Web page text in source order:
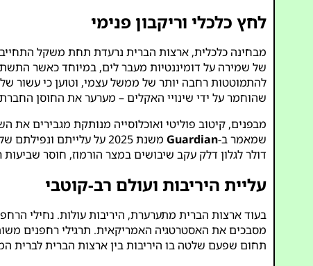
לחץ כלכלי וריקבון פנימי
של שמירה על דומיננטיות מעבר לים, במיוחד כאשר
להתמוטטות רחבה יותר של ממשל עצמי, וטוען כי עשור
שהוחמר על ידי שינויי האקלים – מערער את החוסן
מבפנים, קיטוב פוליטי ואוכלוסייה מנותקת מגבירים את
שמאמר ב-Guardian
דולר לגלון דלק עקב שיבושים במצר הורמוז, חוסר שביעות
עליית היריבות ועולם רב-קוטבי
בעוד ארצות הברית מתערערת, היריבות עולות. נחילי
תחום שפעם שלטה בו היריבות בין ארצות הברית לברית